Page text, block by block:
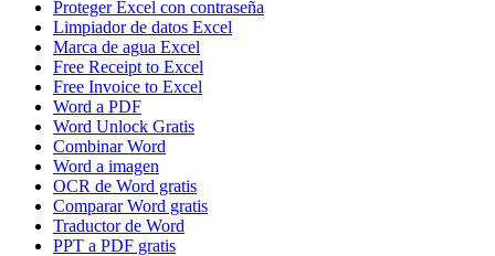
Proteger Excel con contraseña
Limpiador de datos Excel
Marca de agua Excel
Free Receipt to Excel
Free Invoice to Excel
Word a PDF
Word Unlock Gratis
Combinar Word
Word a imagen
OCR de Word gratis
Comparar Word gratis
Traductor de Word
PPT a PDF gratis